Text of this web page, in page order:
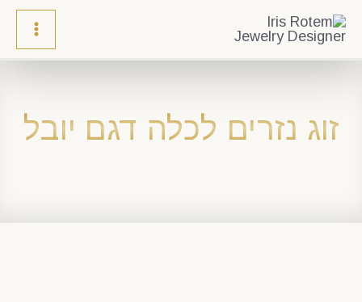
זוג נזרים לכלה דגם יובל